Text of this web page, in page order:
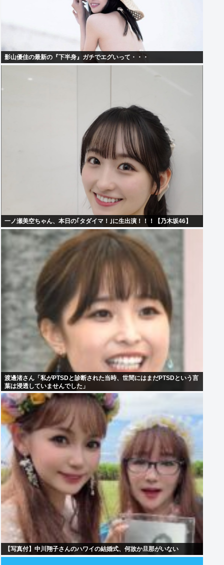
影山優佳の最新の『下半身』ガチでエグいって・・・
一ノ瀬美空ちゃん、本日の｢タダイマ！｣に生出演！！！【乃木坂46】
渡邊渚さん「私がPTSDと診断された当時、世間にはまだPTSDという言
葉は浸透していませんでした」
【写真付】中川翔子さんのハワイの結婚式、何故か旦那がいない